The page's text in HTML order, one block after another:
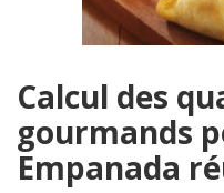
Calcul des
gourmands
Empanada